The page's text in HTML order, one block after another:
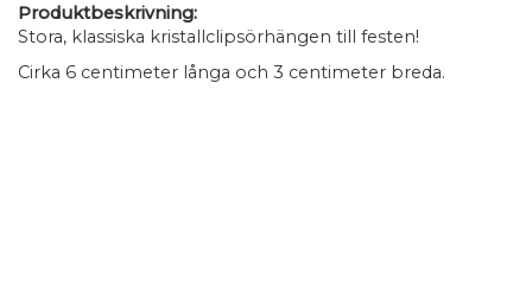
Produktbeskrivning:
Stora, klassiska kristallclipsörhängen till festen!
Cirka 6 centimeter långa och 3 centimeter breda.